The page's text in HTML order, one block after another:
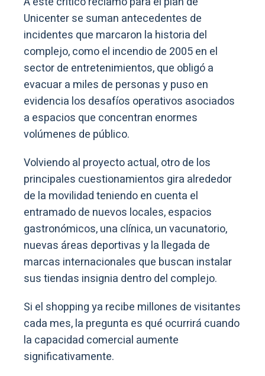
Unicenter se suman antecedentes de
incidentes que marcaron la historia del
complejo, como el incendio de 2005 en el
sector de entretenimientos, que obligó a
evacuar a miles de personas y puso en
evidencia los desafíos operativos asociados
a espacios que concentran enormes
volúmenes de público.
Volviendo al proyecto actual, otro de los
principales cuestionamientos gira alrededor
de la movilidad teniendo en cuenta el
entramado de nuevos locales, espacios
gastronómicos, una clínica, un vacunatorio,
nuevas áreas deportivas y la llegada de
marcas internacionales que buscan instalar
sus tiendas insignia dentro del complejo.
Si el shopping ya recibe millones de visitantes
cada mes, la pregunta es qué ocurrirá cuando
la capacidad comercial aumente
significativamente.